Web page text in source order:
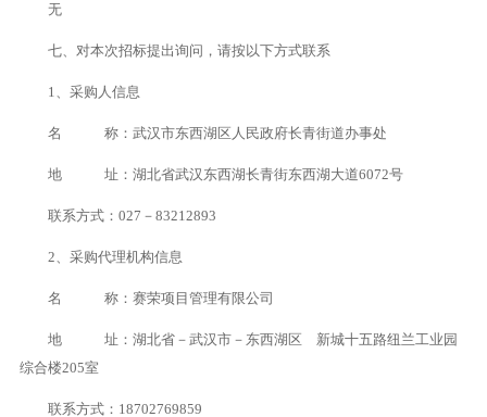
无
七、对本次招标提出询问，请按以下方式联系
1、采购人信息
名 称：武汉市东西湖区人民政府长青街道办事处
地 址：湖北省武汉东西湖长青街东西湖大道6072号
联系方式：027－83212893
2、采购代理机构信息
名 称：赛荣项目管理有限公司
地 址：湖北省－武汉市－东西湖区 新城十五路纽兰工业园
综合楼205室
联系方式：18702769859